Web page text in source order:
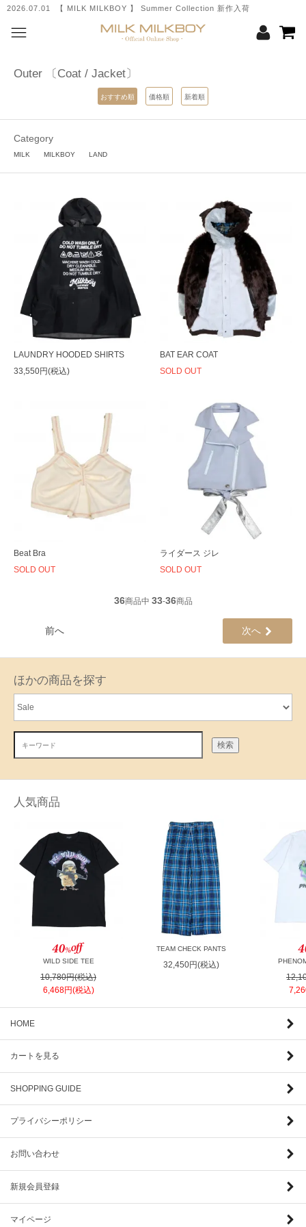
2026.07.01 【 MILK MILKBOY 】 Summer Collection 新作入荷
Outer 〔Coat / Jacket〕
おすすめ順 価格順 新着順
Category
MILK MILKBOY LAND
LAUNDRY HOODED SHIRTS
33,550円(税込)
BAT EAR COAT
SOLD OUT
Beat Bra
SOLD OUT
ライダース ジレ
SOLD OUT
36商品中 33-36商品
前へ 次へ
ほかの商品を探す
検索
人気商品
WILD SIDE TEE
10,780円(税込)
6,468円(税込)
TEAM CHECK PANTS
32,450円(税込)
HOME
カートを見る
SHOPPING GUIDE
プライバシーポリシー
お問い合わせ
新規会員登録
マイページ